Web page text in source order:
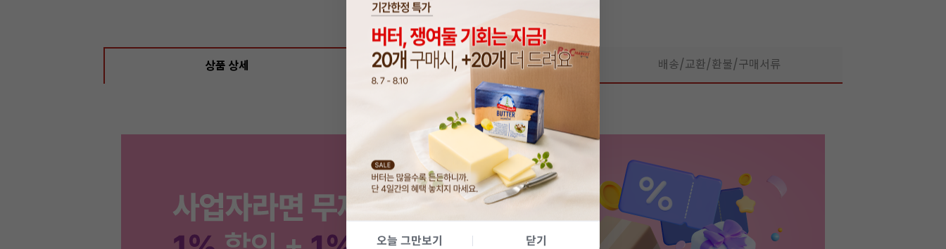
오늘 그만보기 닫기
상품 상세 상품 리뷰0 배송/교환/환불/구매서류